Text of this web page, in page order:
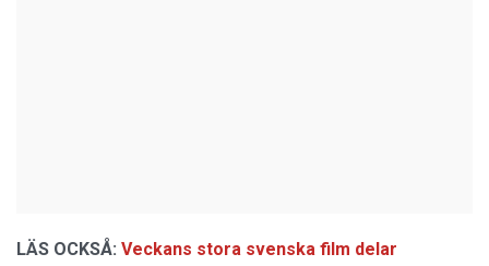
LÄS OCKSÅ: Veckans stora svenska film delar